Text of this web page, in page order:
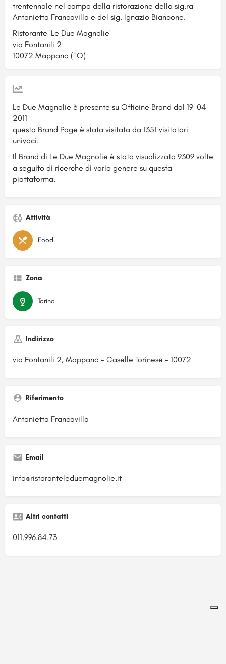
trentennale nel campo della ristorazione della sig.ra
Antonietta Francavilla e del sig. Ignazio Biancone.
Ristorante 'Le Due Magnolie'
via Fontanili 2
10072 Mappano (TO)
Le Due Magnolie è presente su Officine Brand dal 19-04-
2011
questa Brand Page è stata visitata da 1351 visitatori
univoci.
Il Brand di Le Due Magnolie è stato visualizzato 9309 volte
a seguito di ricerche di vario genere su questa
piattaforma.
Attività
Food
Zona
Torino
Indirizzo
via Fontanili 2, Mappano - Caselle Torinese - 10072
Riferimento
Antonietta Francavilla
Email
info@ristoranteleduemagnolie.it
Altri contatti
011.996.84.73